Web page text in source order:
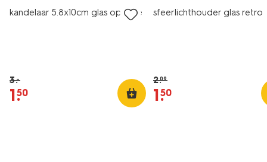
kandelaar 5.8x10cm glas opaque
3.–
1.
50
sfeerlichthouder glas retro
2.09
1.
50